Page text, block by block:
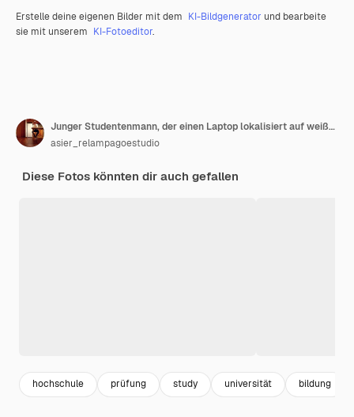
Erstelle deine eigenen Bilder mit dem KI-Bildgenerator und bearbeite
sie mit unserem KI-Fotoeditor.
Junger Studentenmann, der einen Laptop lokalisiert auf weißer Wand hält, die Tempel berührt und Kopfschmerzen hat
asier_relampagoestudio
Diese Fotos könnten dir auch gefallen
hochschule prüfung study universität bildung